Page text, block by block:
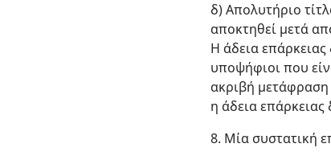
δ) Απολυτήριο
αποκτηθεί μετά
Η άδεια
υποψήφιοι που
ακριβή
η άδεια
8. Μία συστατική